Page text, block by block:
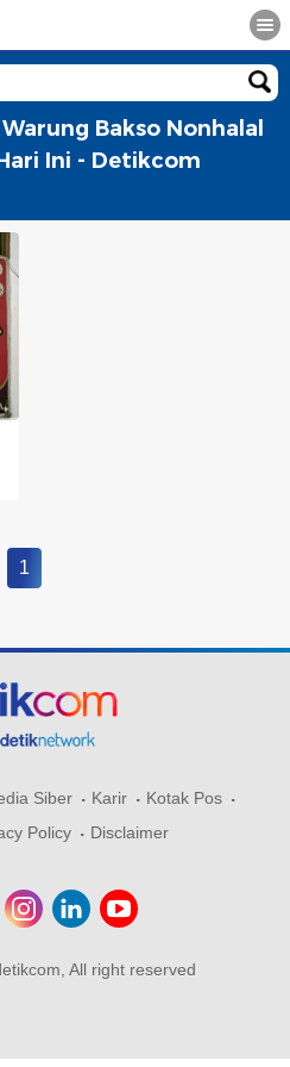
Bakso Nonhalal
Ini - Detikcom
1
Siber Karir
Kotak Pos
Policy Disclaimer
All right reserved